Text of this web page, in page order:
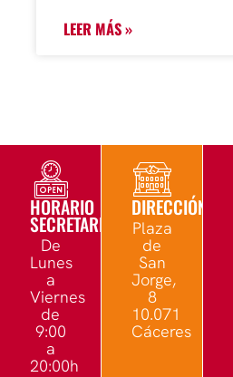
LEER MÁS »
HORARIO
SECRETARÍA
De
Lunes
a
Viernes
de
9:00
a
20:00h
DIRECCIÓN
Plaza
de
San
Jorge,
8
10.071
Cáceres